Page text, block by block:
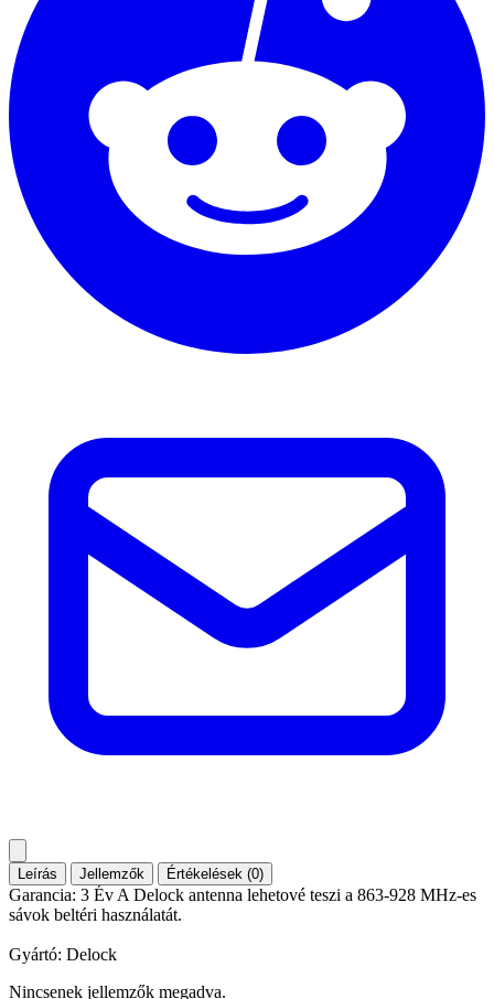
Leírás Jellemzők Értékelések (0)
Garancia: 3 Év A Delock antenna lehetové teszi a 863-928 MHz-es
sávok beltéri használatát.
Gyártó: Delock
Nincsenek jellemzők megadva.